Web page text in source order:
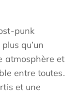
punk
qu’un
atmosphère et
entre toutes.
et une